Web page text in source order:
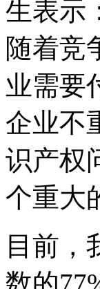
生表示
随着竞
业需要
企业不
识产权
个重大
目前，
数的